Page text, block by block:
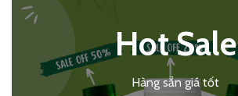
Hot Sale
Hàng sẵn giá tốt